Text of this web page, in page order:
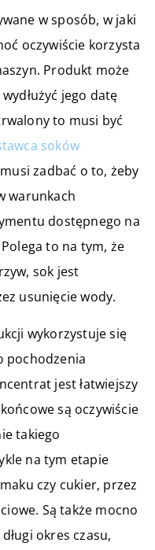
w sposób, w jaki
oczywiście korzysta
Produkt może
jego datę
to musi być
soków
zadbać o to, żeby
warunkach
dostępnego na
to na tym, że
sok jest
usunięcie wody.
wykorzystuje się
pochodzenia
jest łatwiejszy
są oczywiście
takiego
na tym etapie
czy cukier, przez
Są także mocno
okres czasu,